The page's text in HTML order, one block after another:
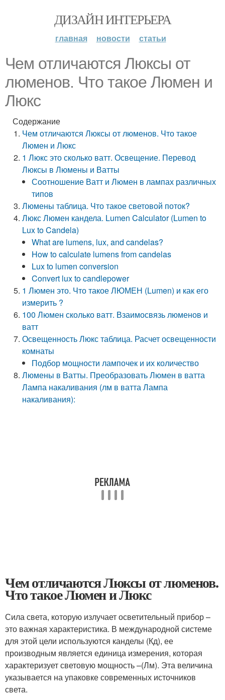
ДИЗАЙН ИНТЕРЬЕРА
главная новости статьи
Чем отличаются Люксы от
люменов. Что такое Люмен и
Люкс
Содержание
Чем отличаются Люксы от люменов. Что такое
Люмен и Люкс
1 Люкс это сколько ватт. Освещение. Перевод
Люксы в Люмены и Ватты
Соотношение Ватт и Люмен в лампах различных
типов
Люмены таблица. Что такое световой поток?
Люкс Люмен кандела. Lumen Calculator (Lumen to
Lux to Candela)
What are lumens, lux, and candelas?
How to calculate lumens from candelas
Lux to lumen conversion
Convert lux to candlepower
1 Люмен это. Что такое ЛЮМЕН (Lumen) и как его
измерить ?
100 Люмен сколько ватт. Взаимосвязь люменов и
ватт
Освещенность Люкс таблица. Расчет освещенности
комнаты
Подбор мощности лампочек и их количество
Люмены в Ватты. Преобразовать Люмен в ватта
Лампа накаливания (лм в ватта Лампа
накаливания):
Чем отличаются Люксы от люменов.
Что такое Люмен и Люкс
Сила света, которую излучает осветительный прибор –
это важная характеристика. В международной системе
для этой цели используются канделы (Кд), ее
производным является единица измерения, которая
характеризует световую мощность –(Лм). Эта величина
указывается на упаковке современных источников
света.